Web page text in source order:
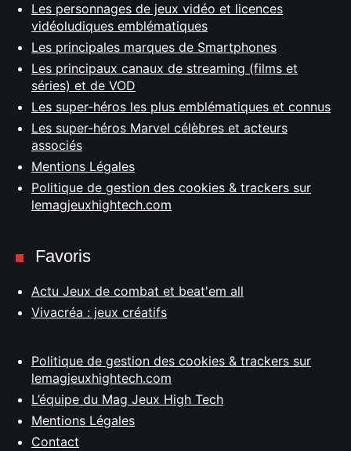
Les personnages de jeux vidéo et licences
vidéoludiques emblématiques
Les principales marques de Smartphones
Les principaux canaux de streaming (films et
séries) et de VOD
Les super-héros les plus emblématiques et connus
Les super-héros Marvel célèbres et acteurs
associés
Mentions Légales
Politique de gestion des cookies & trackers sur
lemagjeuxhightech.com
Favoris
Actu Jeux de combat et beat'em all
Vivacréa : jeux créatifs
Politique de gestion des cookies & trackers sur
lemagjeuxhightech.com
L’équipe du Mag Jeux High Tech
Mentions Légales
Contact